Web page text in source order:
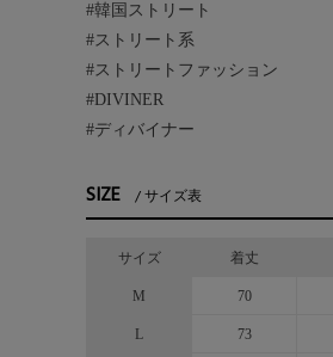
#韓国ストリート
#ストリート系
#ストリートファッション
#DIVINER
#ディバイナー
SIZE サイズ表
サイズ 着丈
M 70
L 73